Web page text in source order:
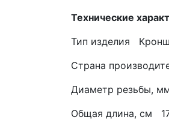
Технические
Тип изделия
Страна
Диаметр резьбы,
Общая длина, см